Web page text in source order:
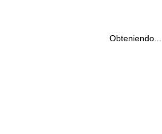
Obteniendo...